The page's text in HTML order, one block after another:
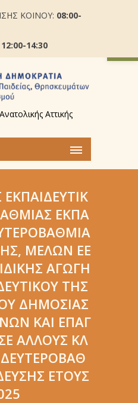
ΚΟΙΝΟΥ: 08:00-
12:00-14:30
Αττικής
ΕΚΠΑ
ΜΕΛΏΝ ΕΕ
ΑΓΩΓΉ
ΤΗΣ
ΔΗΜΌΣΙΑΣ
ΚΑΙ ΕΠΑΓ
ΆΛΛΟΥΣ ΚΛ
ΈΤΟΥΣ